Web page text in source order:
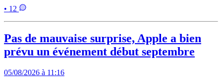
• 12
Pas de mauvaise surprise, Apple a bien
prévu un événement début septembre
05/08/2026 à 11:16